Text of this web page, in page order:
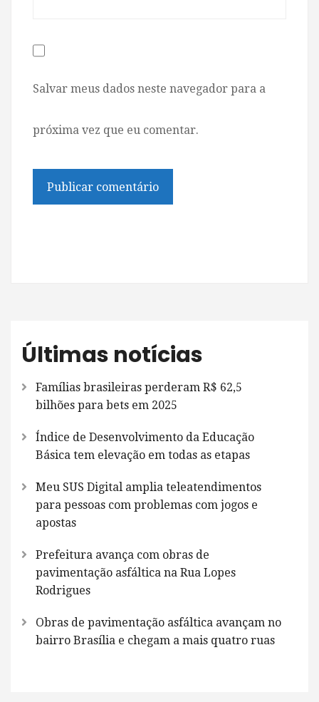
Salvar meus dados neste navegador para a
próxima vez que eu comentar.
Últimas notícias
Famílias brasileiras perderam R$ 62,5
bilhões para bets em 2025
Índice de Desenvolvimento da Educação
Básica tem elevação em todas as etapas
Meu SUS Digital amplia teleatendimentos
para pessoas com problemas com jogos e
apostas
Prefeitura avança com obras de
pavimentação asfáltica na Rua Lopes
Rodrigues
Obras de pavimentação asfáltica avançam no
bairro Brasília e chegam a mais quatro ruas